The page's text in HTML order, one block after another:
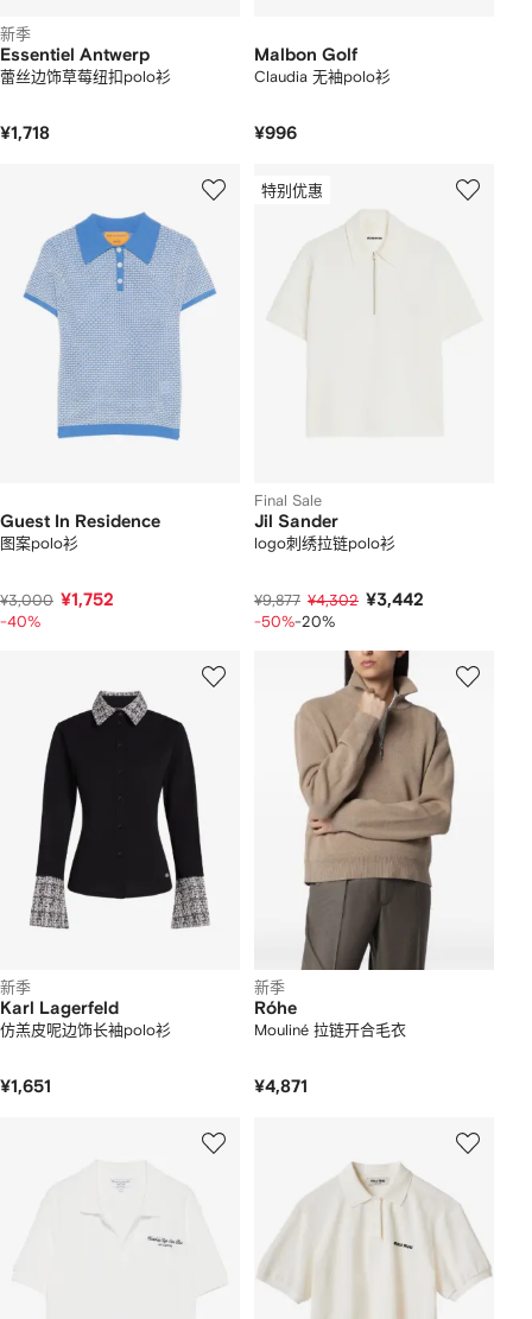
新季
Essentiel Antwerp
蕾丝边饰草莓纽扣polo衫
¥1,718
Malbon Golf
Claudia 无袖polo衫
¥996
Guest In Residence
图案polo衫
¥3,000 ¥1,752
-40%
特别优惠
Final Sale
Jil Sander
logo刺绣拉链polo衫
¥9,877 ¥4,302 ¥3,442
-50%-20%
新季
Karl Lagerfeld
仿羔皮呢边饰长袖polo衫
¥1,651
新季
Róhe
Mouliné 拉链开合毛衣
¥4,871